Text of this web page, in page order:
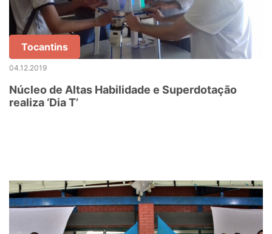
Tocantins
04.12.2019
Núcleo de Altas Habilidade e Superdotação
realiza ‘Dia T’